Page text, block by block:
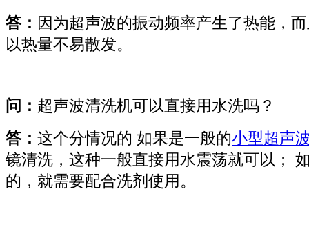
答： 因为超声波的振动频率产生了热能，
以热量不易散发。
问： 超声波清洗机可以直接用水洗吗？
答： 这个分情况的 如果是一般的小型超声
镜清洗，这种一般直接用水震荡就可以；
的，就需要配合洗剂使用。